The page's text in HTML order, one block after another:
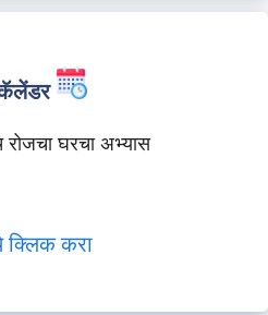
कॅलेंडर
रोजचा घरचा अभ्यास
क्लिक करा